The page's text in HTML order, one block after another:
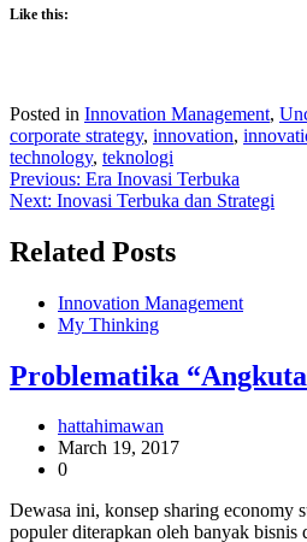
Like this:
Posted in Innovation Management,
corporate strategy, innovation,
technology, teknologi
Post
navigation
Previous: Era Inovasi Terbuka
Next: Inovasi Terbuka dan Strategi
Related Posts
Innovation Management
My Thinking
Problematika
hattahimawan
March 19, 2017
0
Dewasa ini, konsep sharing economy
populer diterapkan oleh banyak bisnis